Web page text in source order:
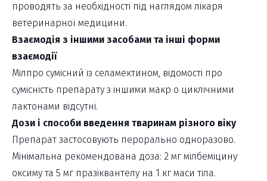
проводять за необхідності під наглядом лікаря
ветеринарної медицини.
Взаємодія з іншими засобами та інші форми
взаємодії
Мілпро сумісний із селамектином, відомості про
сумісність препарату з іншими макр о циклічними
лактонами відсутні.
Дози і способи введення тваринам різного віку
Препарат застосовують перорально одноразово.
Мінімальна рекомендована доза: 2 мг мілбеміцину
оксиму та 5 мг празіквантелу на 1 кг маси тіла.